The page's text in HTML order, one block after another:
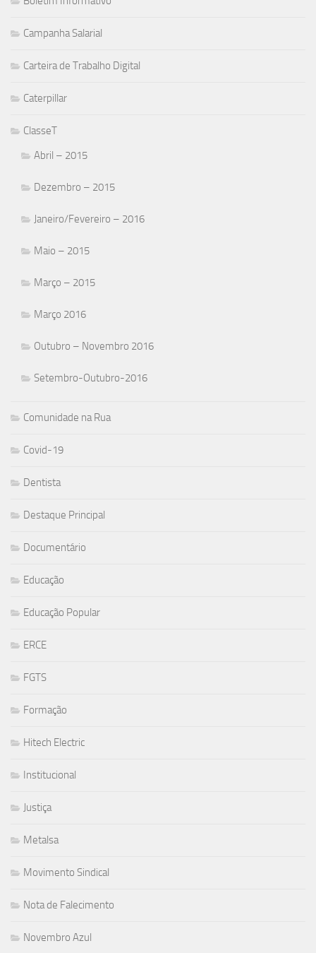
Campanha Salarial
Carteira de Trabalho Digital
Caterpillar
ClasseT
Abril – 2015
Dezembro – 2015
Janeiro/Fevereiro – 2016
Maio – 2015
Março – 2015
Março 2016
Outubro – Novembro 2016
Setembro-Outubro-2016
Comunidade na Rua
Covid-19
Dentista
Destaque Principal
Documentário
Educação
Educação Popular
ERCE
FGTS
Formação
Hitech Electric
Institucional
Justiça
Metalsa
Movimento Sindical
Nota de Falecimento
Novembro Azul